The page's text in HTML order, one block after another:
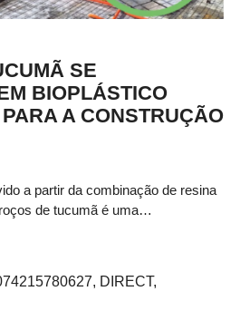
SE
BIOPLÁSTICO
A CONSTRUÇÃO
a partir da combinação de resina
de tucumã é uma…
DIRECT,